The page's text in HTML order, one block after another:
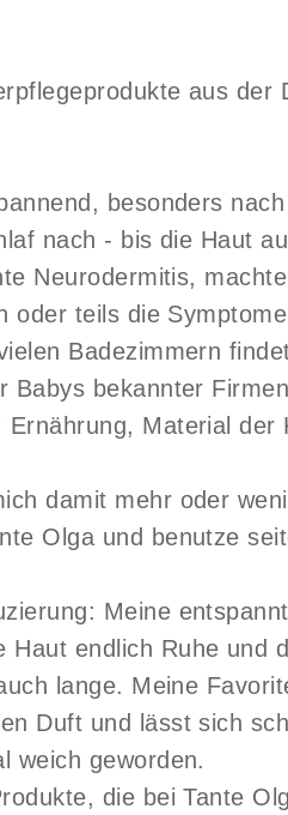
aus
besonders
nach - bis die Haut
Neurodermitis,
oder teils die
Badezimmern
bekannter
Material
damit mehr oder
Olga und benutze
Meine
endlich Ruhe und
lange. Meine
Duft und lässt sich
weich geworden.
die bei Tante